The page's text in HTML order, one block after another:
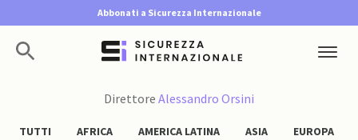
Abbonati a Sicurezza Internazionale
Direttore Alessandro Orsini
TUTTI AFRICA AMERICA LATINA ASIA EUROPA